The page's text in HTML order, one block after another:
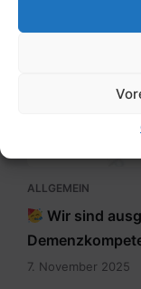
ALLGEMEIN
Wir sind
7. November 2025